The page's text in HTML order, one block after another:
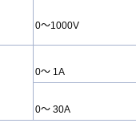
0～1000V
0～ 1A
0～ 30A